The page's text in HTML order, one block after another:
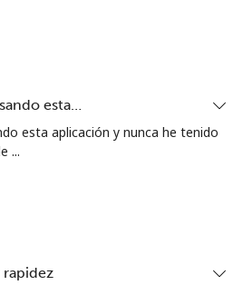
333 min por ⁦£5⁩ ⁦4p⁩
esta…
esta aplicación y nunca he tenido
...